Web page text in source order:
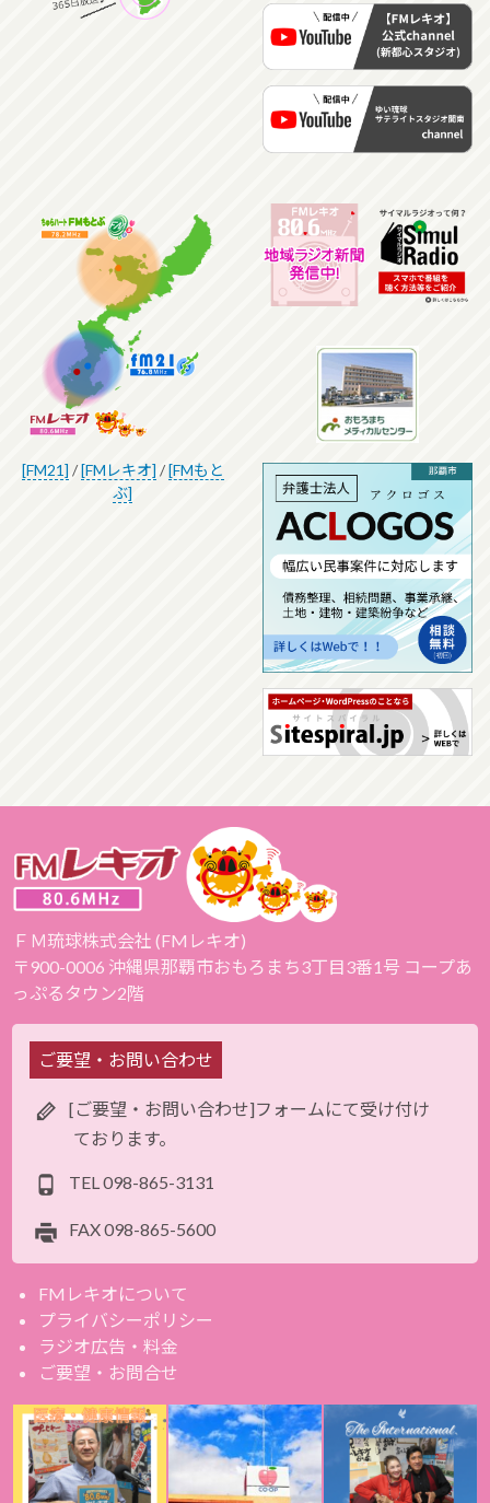
[FM21] /[FMレキオ] /[FMもと
ぶ]
ＦＭ琉球株式会社 (FMレキオ)
〒900-0006 沖縄県那覇市おもろまち3丁目3番1号 コープあ
っぷるタウン2階
ご要望・お問い合わせ
[ご要望・お問い合わせ]フォームにて受け付け
ております。
TEL 098-865-3131
FAX098-865-5600
FMレキオについて
プライバシーポリシー
ラジオ広告・料金
ご要望・お問合せ